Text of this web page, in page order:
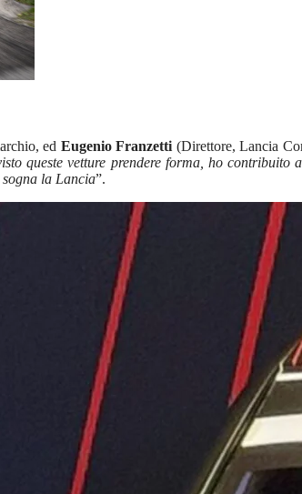
ed Eugenio Franzetti (Direttore, Lancia
queste vetture prendere forma, ho
la Lancia”.